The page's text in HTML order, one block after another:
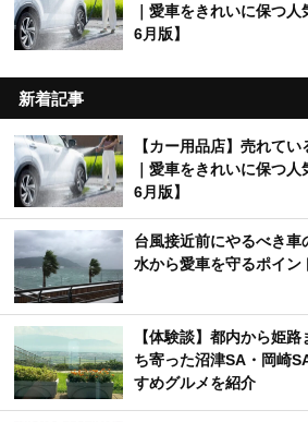
｜愛車をきれいに保つ
6月版】
新着記事
【カー用品店】売れて
｜愛車をきれいに保つ
6月版】
台風接近前にやるべき
水から愛車を守るポイン
【体験談】都内から姫
ち寄った沼津SA・岡崎
すめグルメを紹介